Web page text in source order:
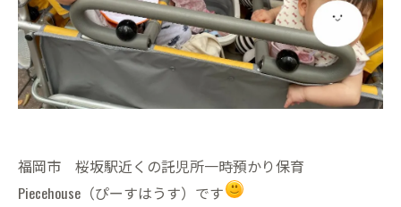
福岡市 桜坂駅近くの託児所一時預かり保育
Piecehouse（ぴーすはうす）です